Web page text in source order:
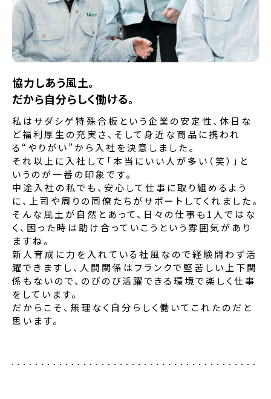
協力しあう風土。
だから自分らしく働ける。
私はサダシゲ特殊合板という企業の安定性、休日な
ど福利厚生の充実さ、そして身近な商品に携われ
る“やりがい”から入社を決意しました。
それ以上に入社して「本当にいい人が多い（笑）」と
いうのが一番の印象です。
中途入社の私でも、安心して仕事に取り組めるよう
に、上司や周りの同僚たちがサポートしてくれました。
そんな風土が自然とあって、日々の仕事も1人ではな
く、困った時は助け合っていこうという雰囲気があり
ますね。
新人育成に力を入れている社風なので経験問わず活
躍できますし、人間関係はフランクで堅苦しい上下関
係もないので、のびのび活躍できる環境で楽しく仕事
をしています。
だからこそ、無理なく自分らしく働いてこれたのだと
思います。